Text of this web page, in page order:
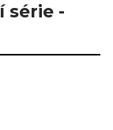
série -